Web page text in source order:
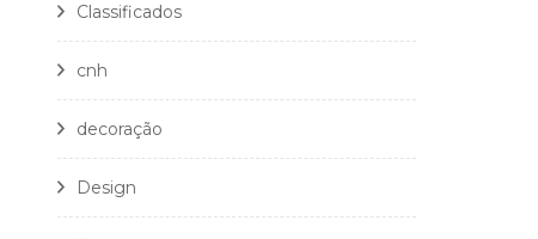
Classificados
cnh
decoração
Design